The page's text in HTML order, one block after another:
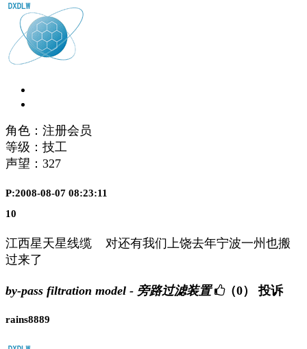
角色：注册会员
等级：技工
声望： 327
P:2008-08-07 08:23:11
10
江西星天星线缆 对还有我们上饶去年宁波一州也搬
过来了
by-pass filtration model - 旁路过滤装置 （0） 投诉
rains8889